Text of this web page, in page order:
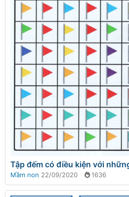
Tập đếm có điều kiện với
Mầm non 22/09/2020 1636